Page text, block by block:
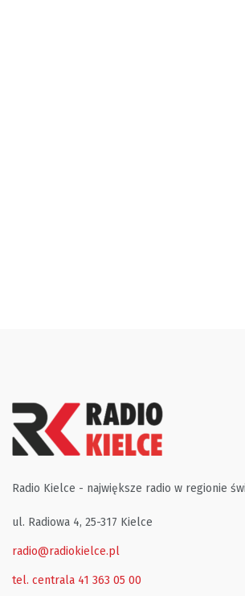
Radio Kielce - największe radio w regionie
ul. Radiowa 4, 25-317 Kielce
radio@radiokielce.pl
tel. centrala 41 363 05 00